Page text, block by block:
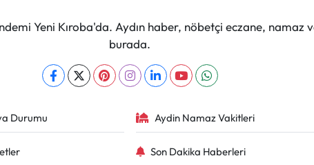
Yeni Kıroba'da. Aydın haber, nöbetçi eczane,
burada.
Durumu Aydin Namaz Vakitleri
Son Dakika Haberleri